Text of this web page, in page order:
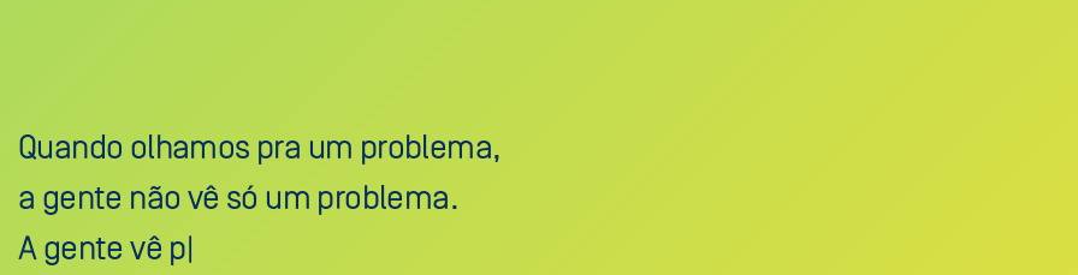
Quando olhamos pra um problema,
a gente não vê só um problema.
A gente vê possibilidade.